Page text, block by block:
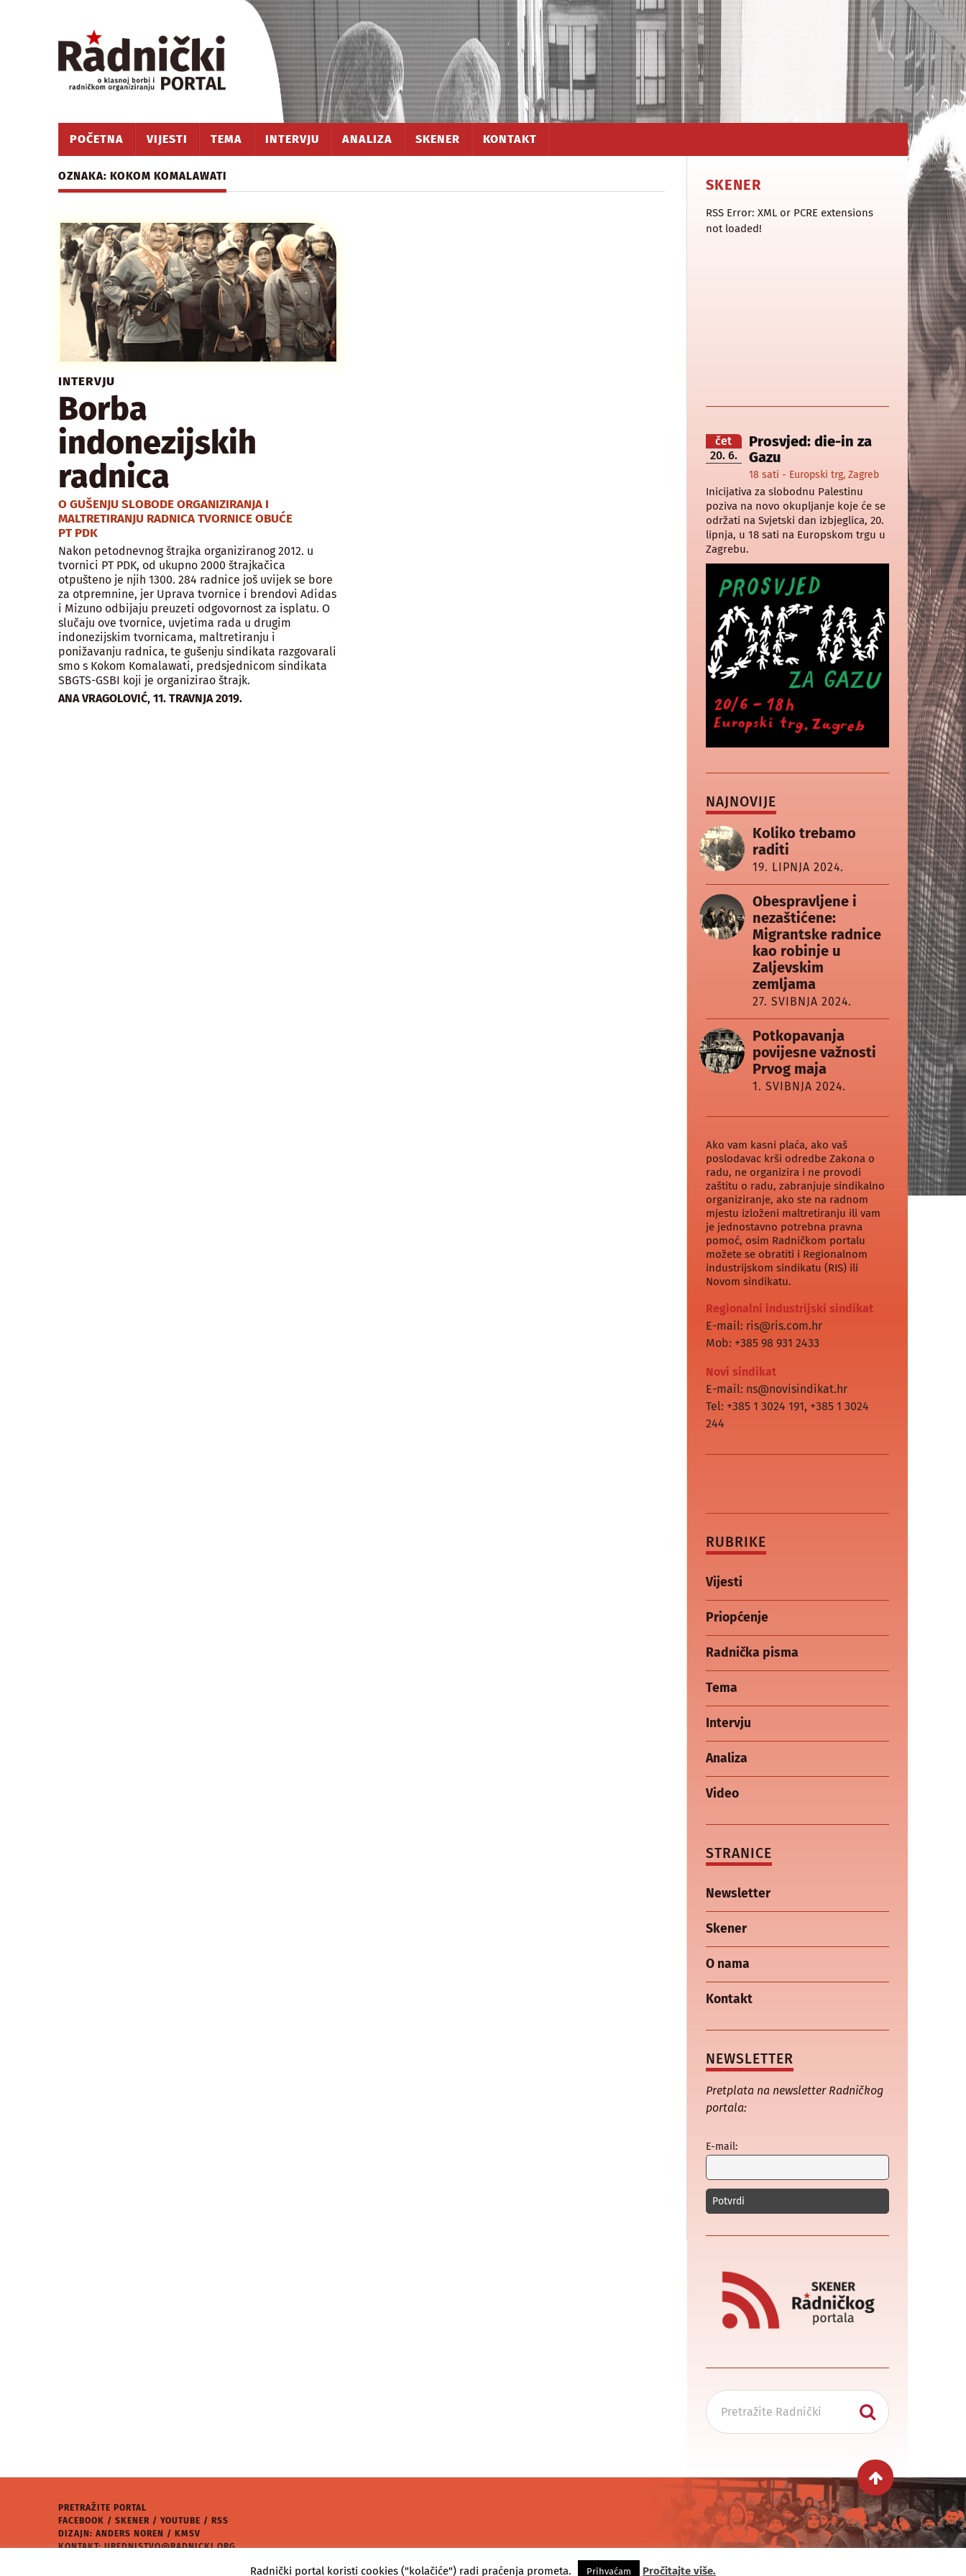
POČETNA VIJESTI TEMA INTERVJU ANALIZA SKENER KONTAKT
OZNAKA: KOKOM KOMALAWATI
INTERVJU
Borba
indonezijskih
radnica
O GUŠENJU SLOBODE ORGANIZIRANJA I
MALTRETIRANJU RADNICA TVORNICE OBUĆE
PT PDK
Nakon petodnevnog štrajka organiziranog 2012. u
tvornici PT PDK, od ukupno 2000 štrajkačica
otpušteno je njih 1300. 284 radnice još uvijek se bore
za otpremnine, jer Uprava tvornice i brendovi Adidas
i Mizuno odbijaju preuzeti odgovornost za isplatu. O
slučaju ove tvornice, uvjetima rada u drugim
indonezijskim tvornicama, maltretiranju i
ponižavanju radnica, te gušenju sindikata razgovarali
smo s Kokom Komalawati, predsjednicom sindikata
SBGTS-GSBI koji je organizirao štrajk.
ANA VRAGOLOVIĆ, 11. TRAVNJA 2019.
SKENER
RSS Error: XML or PCRE extensions
not loaded!
čet
20. 6.
Prosvjed: die-in za
Gazu
18 sati - Europski trg, Zagreb
Inicijativa za slobodnu Palestinu
poziva na novo okupljanje koje će se
održati na Svjetski dan izbjeglica, 20.
lipnja, u 18 sati na Europskom trgu u
Zagrebu.
NAJNOVIJE
Koliko trebamo
raditi
19. LIPNJA 2024.
Obespravljene i
nezaštićene:
Migrantske radnice
kao robinje u
Zaljevskim
zemljama
27. SVIBNJA 2024.
Potkopavanja
povijesne važnosti
Prvog maja
1. SVIBNJA 2024.
Ako vam kasni plaća, ako vaš
poslodavac krši odredbe Zakona o
radu, ne organizira i ne provodi
zaštitu o radu, zabranjuje sindikalno
organiziranje, ako ste na radnom
mjestu izloženi maltretiranju ili vam
je jednostavno potrebna pravna
pomoć, osim Radničkom portalu
možete se obratiti i Regionalnom
industrijskom sindikatu (RIS) ili
Novom sindikatu.
Regionalni industrijski sindikat
E-mail: ris@ris.com.hr
Mob: +385 98 931 2433
Novi sindikat
E-mail: ns@novisindikat.hr
Tel: +385 1 3024 191, +385 1 3024
244
RUBRIKE
Vijesti
Priopćenje
Radnička pisma
Tema
Intervju
Analiza
Video
STRANICE
Newsletter
Skener
O nama
Kontakt
NEWSLETTER
Pretplata na newsletter Radničkog
portala:
E-mail:
PRETRAŽITE PORTAL
FACEBOOK / SKENER/ YOUTUBE / RSS
DIZAJN: ANDERS NOREN / KMSV
KONTAKT:UREDNISTVO@RADNICKI.ORG
Radnički portal koristi cookies ("kolačiće") radi praćenja prometa. Prihvaćam Pročitajte više.